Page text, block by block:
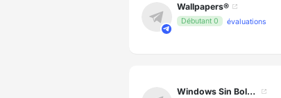
Wallpapers®
Débutant 0 évaluations
Windows Sin Bolsillo 💻